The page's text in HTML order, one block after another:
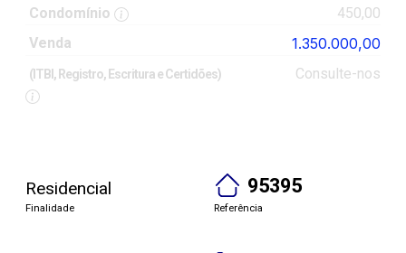
Condomínio
450,00
Venda
1.350.000,00
(ITBI, Registro, Escritura e Certidões) Consulte-nos
Residencial
Finalidade
95395
Referência